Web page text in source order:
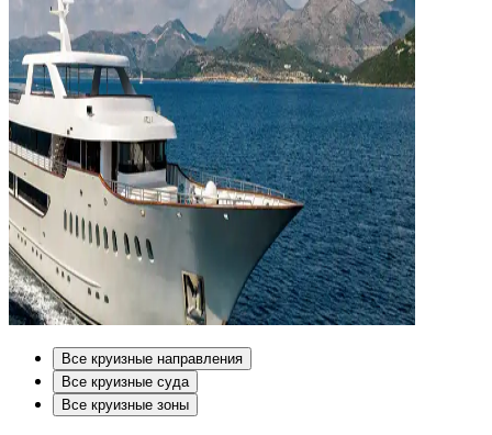
Все круизные направления
Все круизные суда
Все круизные зоны